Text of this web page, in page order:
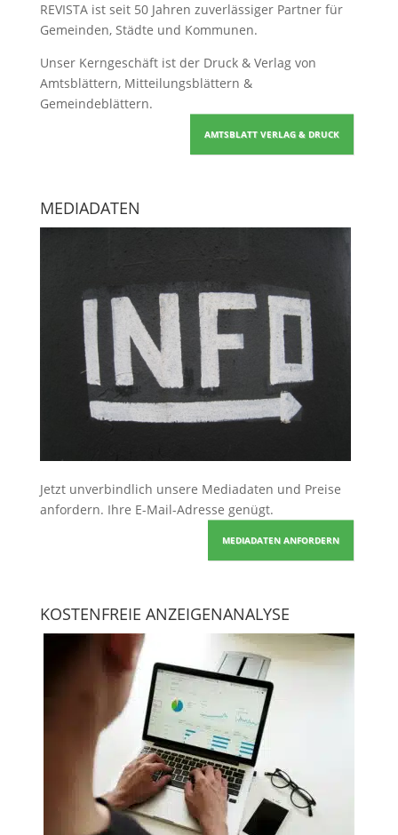
REVISTA ist seit 50 Jahren zuverlässiger Partner für
Gemeinden, Städte und Kommunen.
Unser Kerngeschäft ist der Druck & Verlag von
Amtsblättern, Mitteilungsblättern &
Gemeindeblättern.
AMTSBLATT VERLAG & DRUCK
MEDIADATEN
Jetzt unverbindlich unsere Mediadaten und Preise
anfordern. Ihre E-Mail-Adresse genügt.
MEDIADATEN ANFORDERN
KOSTENFREIE ANZEIGENANALYSE